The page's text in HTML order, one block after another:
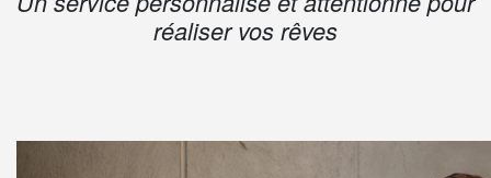
réaliser vos rêves